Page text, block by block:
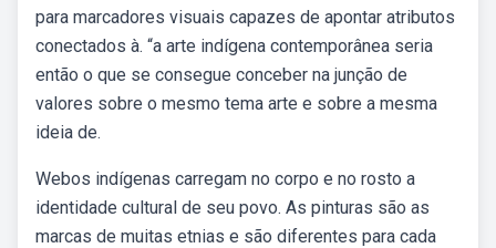
para marcadores visuais capazes de apontar atributos
conectados à. “a arte indígena contemporânea seria
então o que se consegue conceber na junção de
valores sobre o mesmo tema arte e sobre a mesma
ideia de.
Webos indígenas carregam no corpo e no rosto a
identidade cultural de seu povo. As pinturas são as
marcas de muitas etnias e são diferentes para cada